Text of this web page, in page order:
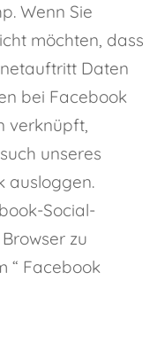
Wenn Sie
möchten, dass
Daten
bei Facebook
verknüpft,
unseres
ausloggen.
Social-
zu
“ Facebook